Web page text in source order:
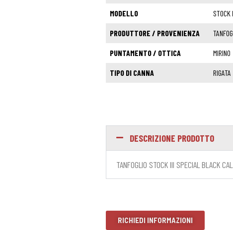
MODELLO STOCK
PRODUTTORE / PROVENIENZA
PUNTAMENTO / OTTICA MIRINO
TIPO DI CANNA RIGATA
DESCRIZIONE PRODOTTO
TANFOGLIO STOCK III SPECIAL BLACK
RICHIEDI INFORMAZIONI